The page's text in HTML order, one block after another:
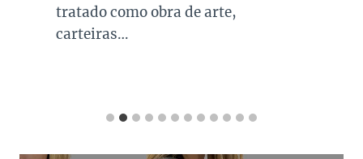
tratado como obra de arte,
carteiras…